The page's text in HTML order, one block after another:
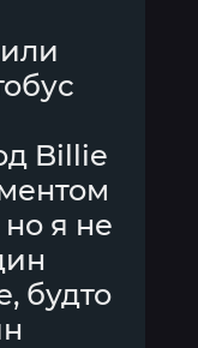
Billie
я не
будто